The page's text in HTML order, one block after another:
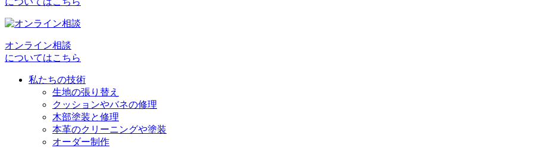
ゲ
ー
シ
オンライン相談
についてはこちら
私たちの技術
生地の張り替え
クッションやバネの修理
木部塗装と修理
本革のクリーニングや塗装
オーダー制作